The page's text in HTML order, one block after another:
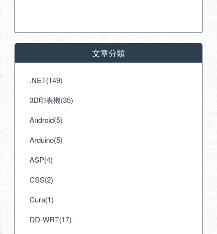
文章分類
.NET(149)
3D印表機(35)
Android(5)
Arduino(5)
ASP(4)
CSS(2)
Cura(1)
DD-WRT(17)